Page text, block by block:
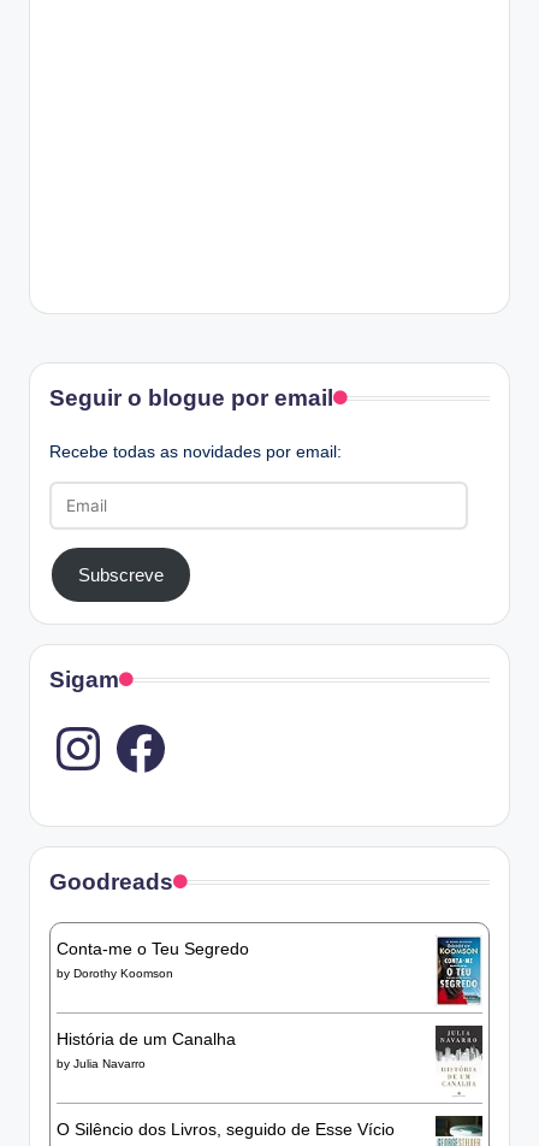
Seguir o blogue por email
Recebe todas as novidades por email:
Subscreve
Sigam
Instagram
Goodreads
Conta-me o Teu Segredo
by Dorothy Koomson
História de um Canalha
by Julia Navarro
O Silêncio dos Livros, seguido de Esse Vício